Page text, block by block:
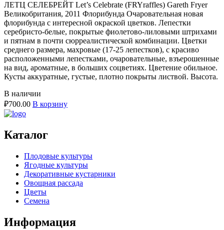
ЛЕТЦ СЕЛЕБРЕЙТ Let’s Celebrate (FRYraffles) Gareth Fryer
Великобритания, 2011 Флорибунда Очаровательная новая
флорибунда с интересной окраской цветков. Лепестки
серебристо-белые, покрытые фиолетово-лиловыми штрихами
и пятнам в почти сюрреалистической комбинации. Цветки
среднего размера, махровые (17-25 лепестков), с красиво
расположенными лепестками, очаровательные, взъерошенные
на вид, ароматные, в больших соцветиях. Цветение обильное.
Кусты аккуратные, густые, плотно покрыты листвой. Высота.
В наличии
₽700.00 В корзину
Каталог
Плодовые культуры
Ягодные культуры
Декоративные кустарники
Овощная рассада
Цветы
Семена
Информация